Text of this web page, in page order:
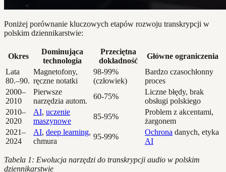
Poniżej porównanie kluczowych etapów rozwoju transkrypcji w
polskim dziennikarstwie:
Okres
Dominująca
technologia
Przeciętna
dokładność
Główne ograniczenia
Lata
80.–90.
Magnetofony,
ręczne notatki
98-99%
(człowiek)
Bardzo czasochłonny
proces
2000–
2010
Pierwsze
narzędzia autom.
60-75%
Liczne błędy, brak
obsługi polskiego
2010–
2020
AI, uczenie
maszynowe
85-95%
Problem z akcentami,
żargonem
2021–
2024
AI, deep learning,
chmura
95-99%
Ochrona danych, etyka
AI
Tabela 1: Ewolucja narzędzi do transkrypcji audio w polskim
dziennikarstwie